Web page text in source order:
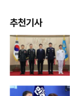
추천기사